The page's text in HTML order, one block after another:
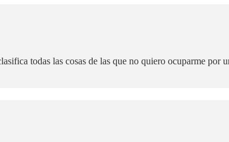
todas las cosas de las que no quiero ocuparme por